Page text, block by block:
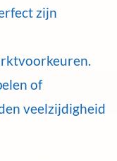
zijn
of
veelzijdigheid